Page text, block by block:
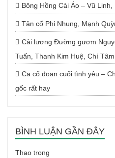
Bông Hồng Cài Áo – Vũ Linh,
Tân cổ Phi Nhung, Mạnh
Cải lương Đường gươm
Tuấn, Thanh Kim Huệ, Chí
Ca cổ đoạn cuối tình yêu –
gốc rất hay
BÌNH LUẬN GẦN ĐÂY
Thao trong